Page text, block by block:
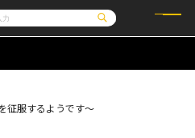
ライトノベル
ロサージュノベルス
通販・NEWS
征服するようです～